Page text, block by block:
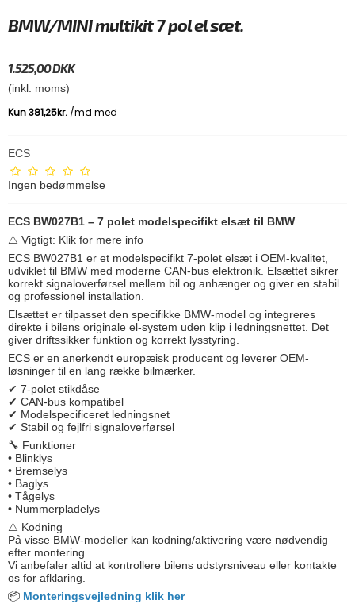
BMW/MINI multikit 7 pol el sæt.
1.525,00 DKK
(inkl. moms)
ECS
Ingen bedømmelse
ECS BW027B1 – 7 polet modelspecifikt elsæt til BMW
⚠️ Vigtigt: Klik for mere info
ECS BW027B1 er et modelspecifikt 7-polet elsæt i OEM-kvalitet,
udviklet til BMW med moderne CAN-bus elektronik. Elsættet sikrer
korrekt signaloverførsel mellem bil og anhænger og giver en stabil
og professionel installation.
Elsættet er tilpasset den specifikke BMW-model og integreres
direkte i bilens originale el-system uden klip i ledningsnettet. Det
giver driftssikker funktion og korrekt lysstyring.
ECS er en anerkendt europæisk producent og leverer OEM-
løsninger til en lang række bilmærker.
✔ 7-polet stikdåse
✔ CAN-bus kompatibel
✔ Modelspecificeret ledningsnet
✔ Stabil og fejlfri signaloverførsel
🔧 Funktioner
• Blinklys
• Bremselys
• Baglys
• Tågelys
• Nummerpladelys
⚠️ Kodning
På visse BMW-modeller kan kodning/aktivering være nødvendig
efter montering.
Vi anbefaler altid at kontrollere bilens udstyrsniveau eller kontakte
os for afklaring.
📦 Monteringsvejledning klik her